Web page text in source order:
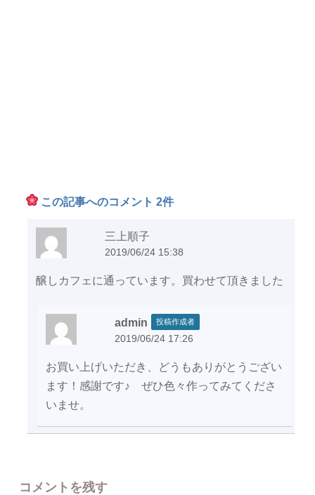
この記事へのコメント 2件
三上順子
2019/06/24 15:38
醸しカフェに通っています。買わせて頂きました
admin 投稿作成者
2019/06/24 17:26
お買い上げいただき、どうもありがとうござい
ます！感謝です♪ ぜひ色々作ってみてくださ
いませ。
コメントを残す